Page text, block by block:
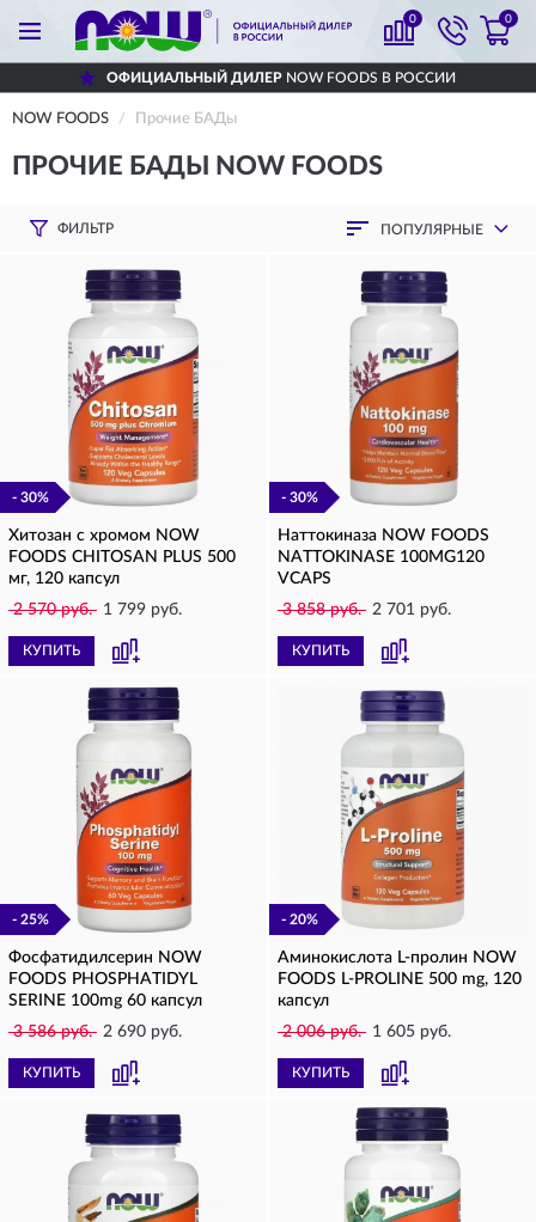
0 0
ДИЛЕРNOW FOODS В РОССИИ
NOW FOODS Прочие БАДы
ПРОЧИЕ БАДЫ NOW FOODS
ФИЛЬТР ПОПУЛЯРНЫЕ
- 30%
Хитозан с хромом NOW
FOODS CHITOSAN PLUS 500
мг, 120 капсул
2 570 руб. 1 799 руб.
КУПИТЬ
- 30%
Наттокиназа NOW FOODS
NATTOKINASE 100MG120
VCAPS
3 858 руб. 2 701 руб.
КУПИТЬ
- 25%
Фосфатидилсерин NOW
FOODS PHOSPHATIDYL
SERINE 100mg 60 капсул
3 586 руб. 2 690 руб.
КУПИТЬ
- 20%
Аминокислота L-пролин NOW
FOODS L-PROLINE 500 mg, 120
капсул
2 006 руб. 1 605 руб.
КУПИТЬ